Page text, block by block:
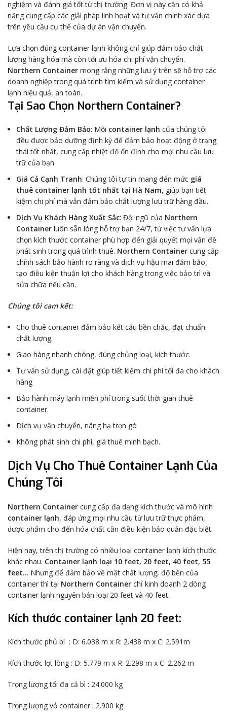
nghiệm và đánh giá tốt từ thị trường. Đơn vị này cần có khả
năng cung cấp các giải pháp linh hoạt và tư vấn chính xác dựa
trên yêu cầu cụ thể của dự án vận chuyển.
Lựa chọn đúng container lạnh không chỉ giúp đảm bảo chất
lượng hàng hóa mà còn tối ưu hóa chi phí vận chuyển.
Northern Container mong rằng những lưu ý trên sẽ hỗ trợ các
doanh nghiệp trong quá trình tìm kiếm và sử dụng container
lạnh hiệu quả, an toàn.
Tại Sao Chọn Northern Container?
Chất Lượng Đảm Bảo: Mỗi container lạnh của chúng tôi
đều được bảo dưỡng định kỳ để đảm bảo hoạt động ở trạng
thái tốt nhất, cung cấp nhiệt độ ổn định cho mọi nhu cầu lưu
trữ của bạn.
Giá Cả Cạnh Tranh: Chúng tôi tự tin mang đến mức giá
thuê container lạnh tốt nhất tại Hà Nam, giúp bạn tiết
kiệm chi phí mà vẫn đảm bảo chất lượng lưu trữ hàng đầu.
Dịch Vụ Khách Hàng Xuất Sắc: Đội ngũ của Northern
Container luôn sẵn lòng hỗ trợ bạn 24/7, từ việc tư vấn lựa
chọn kích thước container phù hợp đến giải quyết mọi vấn đề
phát sinh trong quá trình thuê. Northern Container cung cấp
chính sách bảo hành rõ ràng và dịch vụ hậu mãi đảm bảo,
tạo điều kiện thuận lợi cho khách hàng trong việc bảo trì và
sửa chữa nếu cần.
Chúng tôi cam kết:
Cho thuê container đảm bảo kết cấu bền chắc, đạt chuẩn
chất lượng.
Giao hàng nhanh chóng, đúng chủng loại, kích thước.
Tư vấn sử dụng, cài đặt giúp tiết kiệm chi phí tối đa cho khách
hàng
Bảo hành máy lạnh miễn phí trong suốt thời gian thuê
container.
Dịch vụ vận chuyển, nâng hạ trọn gó
Không phát sinh chi phí, giá thuê minh bạch.
Dịch Vụ Cho Thuê Container Lạnh Của
Chúng Tôi
Northern Container cung cấp đa dạng kích thước và mô hình
container lạnh, đáp ứng mọi nhu cầu từ lưu trữ thực phẩm,
dược phẩm cho đến hóa chất cần điều kiện bảo quản đặc biệt.
Hiện nay, trên thị trường có nhiều loại container lạnh kích thước
khác nhau. Container lạnh loại 10 feet, 20 feet, 40 feet, 55
feet… Nhưng để đảm bảo về mặt chất lượng, độ bền của
container thì tại Northern Container chỉ kinh doanh 2 dòng
container lạnh nguyên bản loại 20 feet và 40 feet.
Kích thước container lạnh 20 feet:
Kích thước phủ bì : D: 6.038 m x R: 2.438 m x C: 2.591m
Kích thước lọt lòng : D: 5.779 m x R: 2.298 m x C: 2.262 m
Trọng lượng tối đa cả bì : 24.000 kg
Trọng lượng vỏ container : 2.900 kg